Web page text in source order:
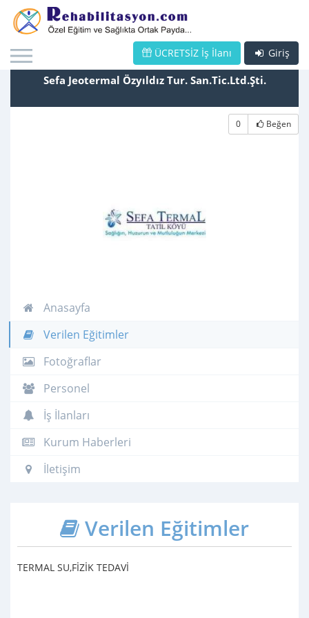
Giriş
ÜCRETSİZ İş İlanı
Sefa Jeotermal Özyıldız Tur. San.Tic.Ltd.Şti.
0 Beğen
Anasayfa
Verilen Eğitimler
Fotoğraflar
Personel
İş İlanları
Kurum Haberleri
İletişim
Verilen Eğitimler
TERMAL SU,FİZİK TEDAVİ